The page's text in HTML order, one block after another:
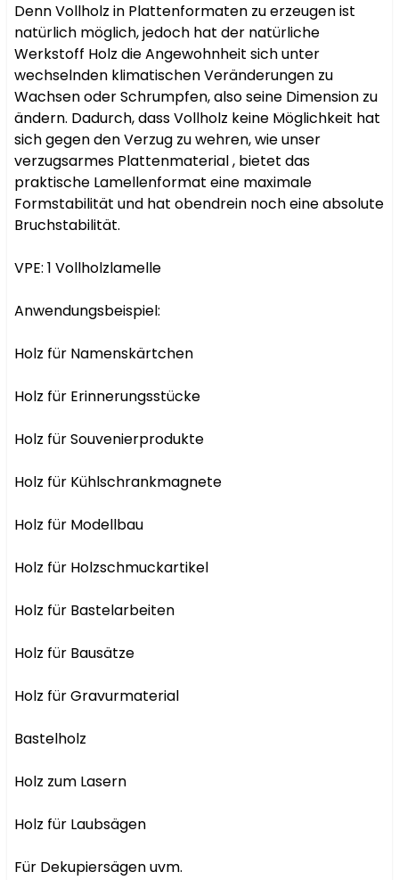
Denn Vollholz in Plattenformaten zu erzeugen ist
natürlich möglich, jedoch hat der natürliche
Werkstoff Holz die Angewohnheit sich unter
wechselnden klimatischen Veränderungen zu
Wachsen oder Schrumpfen, also seine Dimension zu
ändern. Dadurch, dass Vollholz keine Möglichkeit hat
sich gegen den Verzug zu wehren, wie unser
verzugsarmes Plattenmaterial , bietet das
praktische Lamellenformat eine maximale
Formstabilität und hat obendrein noch eine absolute
Bruchstabilität.
VPE: 1 Vollholzlamelle
Anwendungsbeispiel:
Holz für Namenskärtchen
Holz für Erinnerungsstücke
Holz für Souvenierprodukte
Holz für Kühlschrankmagnete
Holz für Modellbau
Holz für Holzschmuckartikel
Holz für Bastelarbeiten
Holz für Bausätze
Holz für Gravurmaterial
Bastelholz
Holz zum Lasern
Holz für Laubsägen
Für Dekupiersägen uvm.